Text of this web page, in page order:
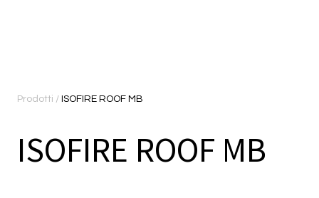
Prodotti / ISOFIRE ROOF MB
ISOFIRE ROOF MB